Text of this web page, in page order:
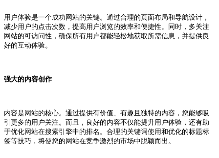
用户体验是一个成功网站的关键。通过合理的页面布局和导航设计，
减少用户的点击次数，提高用户浏览的效率和便捷性。同时，多关注
网站的可访问性，确保所有用户都能轻松地获取所需信息，并提供良
好的互动体验。
强大的内容创作
内容是网站的核心。通过提供有价值、有趣且独特的内容，您能够吸
引更多的用户关注。而且，良好的内容不仅能提升用户体验，还有助
于优化网站在搜索引擎中的排名。合理的关键词使用和优化的标题标
签等技巧，将使您的网站在竞争激烈的市场中脱颖而出。